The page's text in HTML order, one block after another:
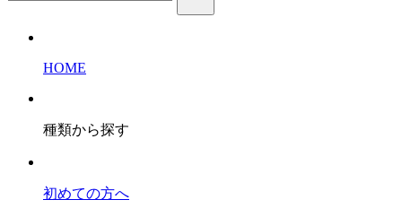
HOME
種類から探す
初めての方へ